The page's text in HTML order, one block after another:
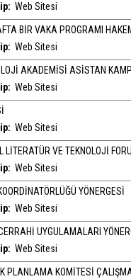
Web Sitesi
BİR VAKA PROGRAMI
Web Sitesi
AKADEMİSİ ASİSTAN
Web Sitesi
Web Sitesi
VE TEKNOLOJİ
Web Sitesi
YÖNERGESİ
Web Sitesi
UYGULAMALARI
Web Sitesi
PLANLAMA KOMİTESİ